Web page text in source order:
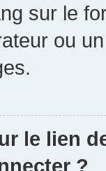
sur le
ou
le lien
?